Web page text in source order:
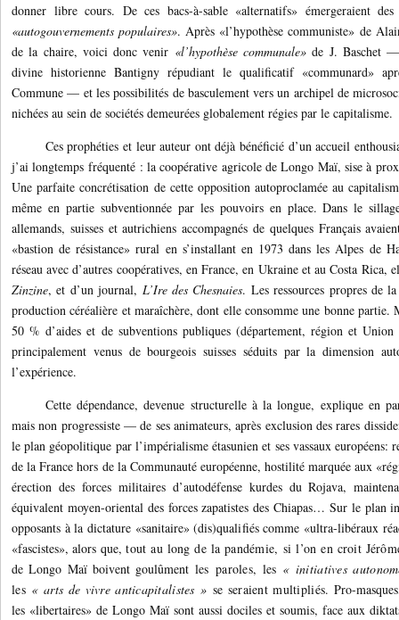
donner libre cours. De ces bacs-à-sable «alternatifs» émergeraient
«autogouvernements populaires». Après «l’hypothèse communiste» de
de la chaire, voici donc venir «l’hypothèse communale» de J. Baschet
divine historienne Bantigny répudiant le qualificatif «communard»
Commune — et les possibilités de basculement vers un archipel de
nichées au sein de sociétés demeurées globalement régies par le capitalisme.
Ces prophéties et leur auteur ont déjà bénéficié d’un accueil
j’ai longtemps fréquenté : la coopérative agricole de Longo Maï, sise à
Une parfaite concrétisation de cette opposition autoproclamée au
même en partie subventionnée par les pouvoirs en place. Dans le
allemands, suisses et autrichiens accompagnés de quelques Français
«bastion de résistance» rural en s’installant en 1973 dans les Alpes de
réseau avec d’autres coopératives, en France, en Ukraine et au Costa Rica,
Zinzine, et d’un journal, L’Ire des Chesnaies. Les ressources propres de
production céréalière et maraîchère, dont elle consomme une bonne partie.
50 % d’aides et de subventions publiques (département, région et
principalement venus de bourgeois suisses séduits par la dimension
l’expérience.
Cette dépendance, devenue structurelle à la longue, explique en
mais non progressiste — de ses animateurs, après exclusion des rares
le plan géopolitique par l’impérialisme étasunien et ses vassaux européens:
de la France hors de la Communauté européenne, hostilité marquée aux
érection des forces militaires d’autodéfense kurdes du Rojava,
équivalent moyen-oriental des forces zapatistes des Chiapas… Sur le plan
opposants à la dictature «sanitaire» (dis)qualifiés comme «ultra-libéraux
«fascistes», alors que,tout au long de la pandémie, si l’on en croit
de Longo Maï boivent goulûment les paroles, les « initiatives
les « arts de vivre anticapitalistes » se seraient multipliés. Pro-
les «libertaires» de Longo Maï sont aussi dociles et soumis, face aux